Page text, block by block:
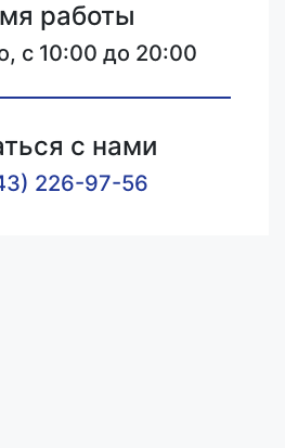
работы
с 10:00 до 20:00
с нами
226-97-56